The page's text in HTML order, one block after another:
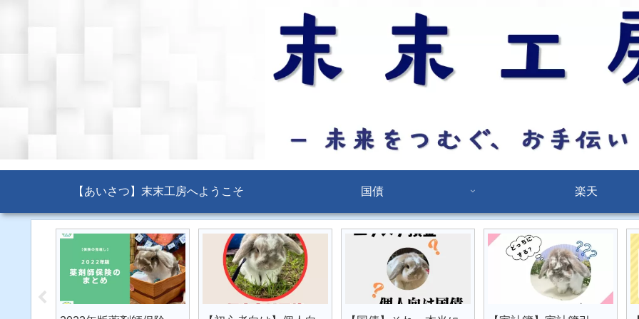
【あいさつ】末末工房へようこそ 国債 楽天